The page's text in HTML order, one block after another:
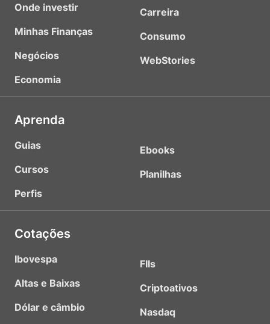
Onde investir
Minhas Finanças
Negócios
Economia
Carreira
Consumo
WebStories
Aprenda
Guias
Cursos
Perfis
Ebooks
Planilhas
Cotações
Ibovespa
Altas e Baixas
Dólar e câmbio
FIIs
Criptoativos
Nasdaq